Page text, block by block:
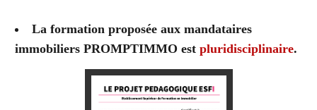
La formation proposée aux mandataires
immobiliers PROMPTIMMO est pluridisciplinaire.